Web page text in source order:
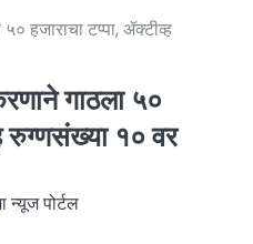
हजाराचा टप्पा, ॲक्टीव्ह
गाठला ५०
रुग्णसंख्या १० वर
न्यूज पोर्टल